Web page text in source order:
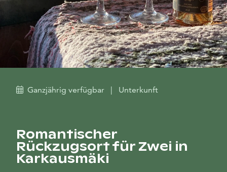
Ganzjährig verfügbar | Unterkunft
Romantischer
Rückzugsort für Zwei in
Karkausmäki